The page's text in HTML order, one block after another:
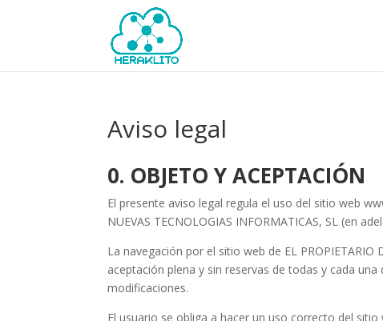
Aviso legal
0. OBJETO Y ACEPTACIÓN
El presente aviso legal regula el uso del sitio web
NUEVAS TECNOLOGIAS INFORMATICAS, SL (en
La navegación por el sitio web de EL
aceptación plena y sin reservas de todas y cada
modificaciones.
El usuario se obliga a hacer un uso correcto del